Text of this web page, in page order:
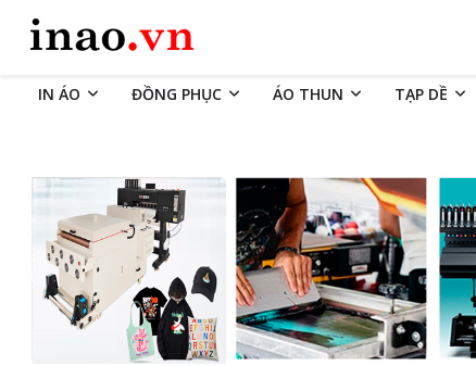
IN ÁO ĐỒNG PHỤC ÁO THUN TẠP DỀ